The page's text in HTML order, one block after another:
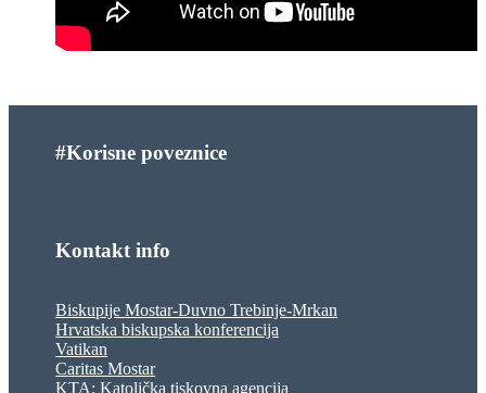
#Korisne poveznice
Kontakt info
Biskupije Mostar-Duvno Trebinje-Mrkan
Hrvatska biskupska konferencija
Vatikan
Caritas Mostar
KTA: Katolička tiskovna agencija